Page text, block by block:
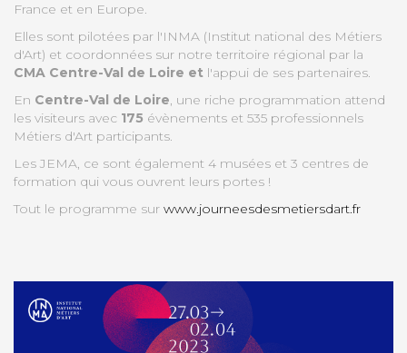
France et en Europe.
Elles sont pilotées par l'INMA (Institut national des Métiers
d'Art) et coordonnées sur notre territoire régional par la
CMA Centre-Val de Loire et l'appui de ses partenaires.
En Centre-Val de Loire, une riche programmation attend
les visiteurs avec 175 évènements et 535 professionnels
Métiers d'Art participants.
Les JEMA, ce sont également 4 musées et 3 centres de
formation qui vous ouvrent leurs portes !
Tout le programme sur www.journeesdesmetiersdart.fr